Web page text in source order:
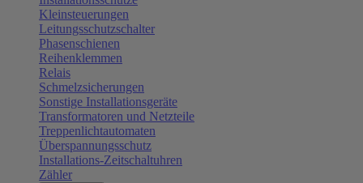
Kleinsteuerungen
Leitungsschutzschalter
Phasenschienen
Reihenklemmen
Relais
Schmelzsicherungen
Sonstige Installationsgeräte
Transformatoren und Netzteile
Treppenlichtautomaten
Überspannungsschutz
Installations-Zeitschaltuhren
Zähler